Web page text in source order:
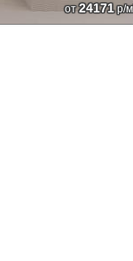
от24171р/